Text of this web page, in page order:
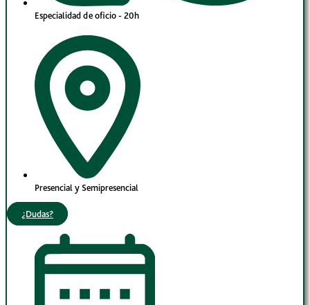
Especialidad de oficio - 20h
Presencial y Semipresencial
¿Dudas?